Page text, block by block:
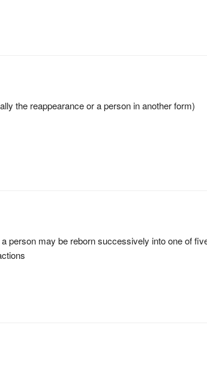
the reappearance or a person in another form)
person may be reborn successively into one of